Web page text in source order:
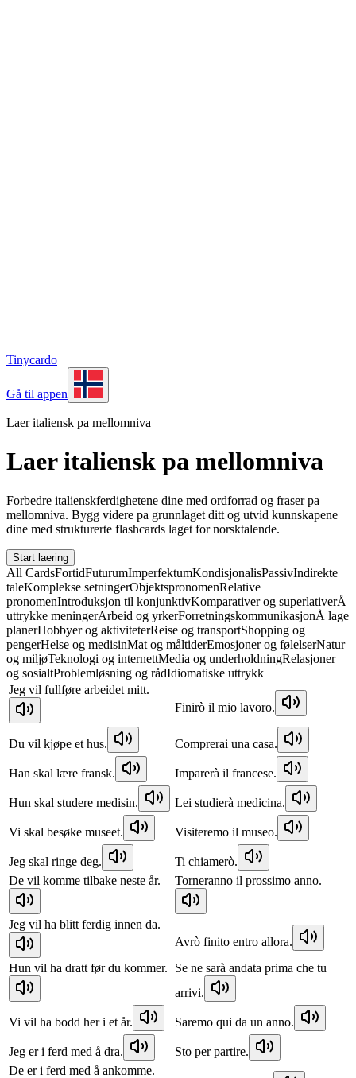
Tinycardo
Gå til appen
Laer italiensk pa mellomniva
Laer italiensk pa mellomniva
Forbedre italienskferdighetene dine med ordforrad og fraser pa
mellomniva. Bygg videre pa grunnlaget ditt og utvid kunnskapene
dine med strukturerte flashcards laget for norsktalende.
Start laering
All CardsFortidFuturumImperfektumKondisjonalisPassivIndirekte
taleKomplekse setningerObjektspronomenRelative
pronomenIntroduksjon til konjunktivKomparativer og superlativerÅ
uttrykke meningerArbeid og yrkerForretningskommunikasjonÅ lage
planerHobbyer og aktiviteterReise og transportShopping og
pengerHelse og medisinMat og måltiderEmosjoner og følelserNatur
og miljøTeknologi og internettMedia og underholdningRelasjoner
og sosialtProblemløsning og rådIdiomatiske uttrykk
Jeg vil fullføre arbeidet mitt.
Finirò il mio lavoro.
Du vil kjøpe et hus. Comprerai una casa.
Han skal lære fransk. Imparerà il francese.
Hun skal studere medisin. Lei studierà medicina.
Vi skal besøke museet. Visiteremo il museo.
Jeg skal ringe deg.
Ti chiamerò.
De vil komme tilbake neste år.
Torneranno il prossimo anno.
Jeg vil ha blitt ferdig innen da.
Avrò finito entro allora.
Hun vil ha dratt før du kommer.
Se ne sarà andata prima che tu
arrivi.
Vi vil ha bodd her i et år. Saremo qui da un anno.
Jeg er i ferd med å dra.
Sto per partire.
De er i ferd med å ankomme.